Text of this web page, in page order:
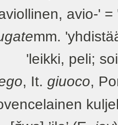
avio-' =
mm.
peli;
, It. giuoco,